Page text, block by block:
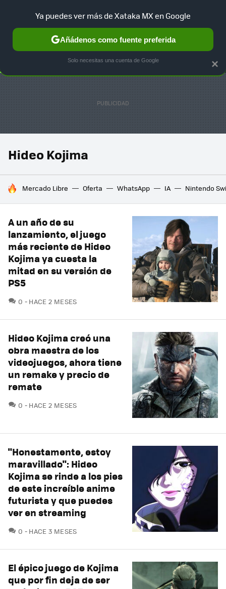
SELECCIÓN GAMING HOME AUTO TERRITORIO
Hideo Kojima
HOY SE HABLA DE
Mercado Libre Oferta WhatsApp IA Nintendo
A un año de su
lanzamiento, el juego
más reciente de Hideo
Kojima ya cuesta la
mitad en su versión de
PS5
0 COMENTARIOS
HACE 2 MESES
Hideo Kojima creó una
obra maestra de los
videojuegos, ahora tiene
un remake y precio de
remate
0 COMENTARIOS
HACE 2 MESES
"Honestamente, estoy
maravillado": Hideo
Kojima se rinde a los pies
de este increíble anime
futurista y que puedes
ver en streaming
0 COMENTARIOS
HACE 3 MESES
El épico juego de Kojima
que por fin deja de ser
×
Ya puedes ver más de Xataka MX en Google
Añádenos como fuente preferida
Solo necesitas una cuenta de Google